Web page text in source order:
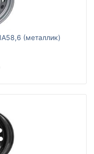
(металлик)